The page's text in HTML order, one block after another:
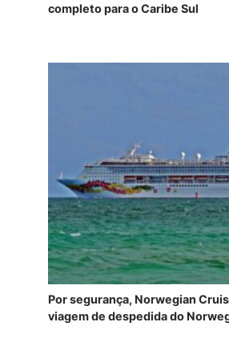
completo para o Caribe Sul
Por segurança, Norwegian
viagem de despedida do